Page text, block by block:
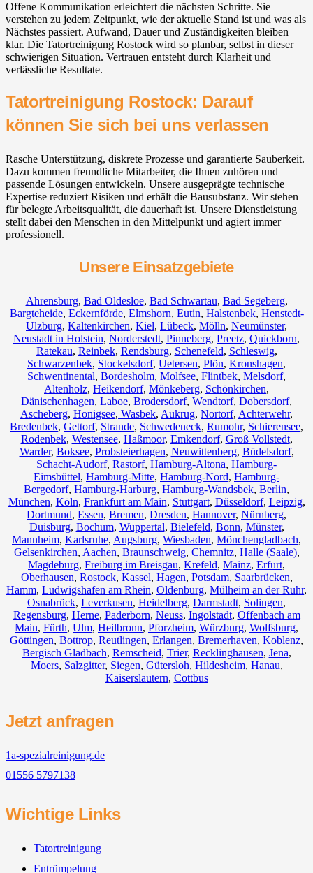
Offene Kommunikation erleichtert die nächsten Schritte. Sie
verstehen zu jedem Zeitpunkt, wie der aktuelle Stand ist und was als
Nächstes passiert. Aufwand, Dauer und Zuständigkeiten bleiben
klar. Die Tatortreinigung Rostock wird so planbar, selbst in dieser
schwierigen Situation. Vertrauen entsteht durch Klarheit und
verlässliche Resultate.
Tatortreinigung Rostock: Darauf
können Sie sich bei uns verlassen
Rasche Unterstützung, diskrete Prozesse und garantierte Sauberkeit.
Dazu kommen freundliche Mitarbeiter, die Ihnen zuhören und
passende Lösungen entwickeln. Unsere ausgeprägte technische
Expertise reduziert Risiken und erhält die Bausubstanz. Wir stehen
für belegte Arbeitsqualität, die dauerhaft ist. Unsere Dienstleistung
stellt dabei den Menschen in den Mittelpunkt und agiert immer
professionell.
Unsere Einsatzgebiete
Ahrensburg, Bad Oldesloe, Bad Schwartau, Bad Segeberg,
Bargteheide, Eckernförde, Elmshorn, Eutin, Halstenbek, Henstedt-
Ulzburg, Kaltenkirchen, Kiel, Lübeck, Mölln, Neumünster,
Neustadt in Holstein, Norderstedt, Pinneberg, Preetz, Quickborn,
Ratekau, Reinbek, Rendsburg, Schenefeld, Schleswig,
Schwarzenbek, Stockelsdorf, Uetersen, Plön, Kronshagen,
Schwentinental, Bordesholm, Molfsee, Flintbek, Melsdorf,
Altenholz, Heikendorf, Mönkeberg, Schönkirchen,
Dänischenhagen, Laboe, Brodersdorf, Wendtorf, Dobersdorf,
Ascheberg, Honigsee, Wasbek, Aukrug, Nortorf, Achterwehr,
Bredenbek, Gettorf, Strande, Schwedeneck, Rumohr, Schierensee,
Rodenbek, Westensee, Haßmoor, Emkendorf, Groß Vollstedt,
Warder, Boksee, Probsteierhagen, Neuwittenberg, Büdelsdorf,
Schacht-Audorf, Rastorf, Hamburg-Altona, Hamburg-
Eimsbüttel, Hamburg-Mitte, Hamburg-Nord, Hamburg-
Bergedorf, Hamburg-Harburg, Hamburg-Wandsbek, Berlin,
München, Köln, Frankfurt am Main, Stuttgart, Düsseldorf, Leipzig,
Dortmund, Essen, Bremen, Dresden, Hannover, Nürnberg,
Duisburg, Bochum, Wuppertal, Bielefeld, Bonn, Münster,
Mannheim, Karlsruhe, Augsburg, Wiesbaden, Mönchengladbach,
Gelsenkirchen, Aachen, Braunschweig, Chemnitz⁠, Halle (Saale),
Magdeburg, Freiburg im Breisgau, Krefeld, Mainz, Erfurt,
Oberhausen, Rostock, Kassel, Hagen, Potsdam, Saarbrücken,
Hamm, Ludwigshafen am Rhein, Oldenburg, Mülheim an der Ruhr,
Osnabrück, Leverkusen, Heidelberg, Darmstadt, Solingen,
Regensburg, Herne, Paderborn, Neuss, Ingolstadt, Offenbach am
Main, Fürth, Ulm, Heilbronn, Pforzheim, Würzburg, Wolfsburg,
Göttingen, Bottrop, Reutlingen, Erlangen, Bremerhaven, Koblenz,
Bergisch Gladbach, Remscheid, Trier, Recklinghausen, Jena,
Moers, Salzgitter, Siegen, Gütersloh, Hildesheim, Hanau,
Kaiserslautern, Cottbus
Jetzt anfragen
1a-spezialreinigung.de
01556 5797138
Wichtige Links
Tatortreinigung
Entrümpelung